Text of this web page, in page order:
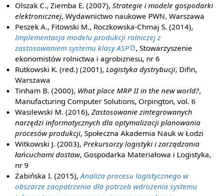
Olszak C., Ziemba E. (2007),Strategie i modele gospodarki
elektronicznej, Wydawnictwo naukowe PWN, Warszawa
Peszek A., Fitowski M., Roczkowska-Chmaj S. (2014),
Implementacja modelu produkcji rolniczej z
zastosowaniem systemu klasy ASP
, Stowarzyszenie
ekonomistów rolnictwa i agrobiznesu, nr 6
Rutkowski K. (red.) (2001),Logistyka dystrybucji, Difin,
Warszawa
Tinham B. (2000), What place MRP II in the new world?,
Manufacturing Computer Solutions, Orpington, vol. 6
Wasilewski M. (2016),Zastosowanie zintegrowanych
narzędzi informatycznych dla optymalizacji planowania
procesów produkcji, Społeczna Akademia Nauk w Łodzi
Witkowski J. (2003),Prekursorzy logistyki i zarządzania
łańcuchami dostaw, Gospodarka Materiałowa i Logistyka,
nr 9
Żabińska I. (2015),Analiza procesu logistycznego w
obszarze zaopatrzenia dla potrzeb wdrożenia systemu